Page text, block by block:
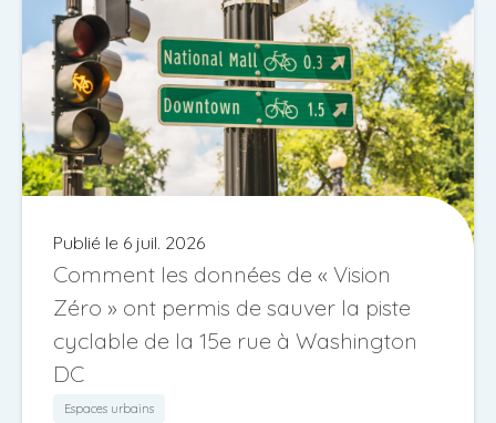
Publié le 6 juil. 2026
Comment les données de « Vision
Zéro » ont permis de sauver la piste
cyclable de la 15e rue à Washington
DC
Espaces urbains